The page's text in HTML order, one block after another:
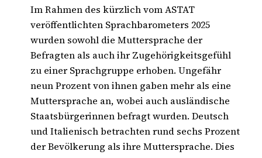
Im Rahmen des kürzlich vom ASTAT
veröffentlichten Sprachbarometers 2025
wurden sowohl die Muttersprache der
Befragten als auch ihr Zugehörigkeitsgefühl
zu einer Sprachgruppe erhoben. Ungefähr
neun Prozent von ihnen gaben mehr als eine
Muttersprache an, wobei auch ausländische
Staatsbürgerinnen befragt wurden. Deutsch
und Italienisch betrachten rund sechs Prozent
der Bevölkerung als ihre Muttersprache. Dies